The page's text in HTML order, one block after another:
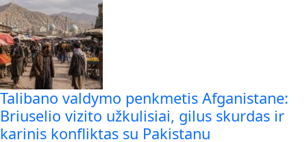
Talibano valdymo penkmetis Afganistane:
Briuselio vizito užkulisiai, gilus skurdas ir
karinis konfliktas su Pakistanu